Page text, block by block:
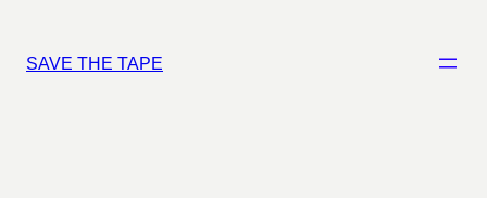
contenuto
SAVE THE TAPE